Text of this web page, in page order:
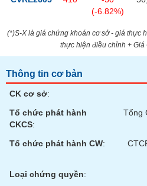
(-6.82%)
(*)S-X là giá chứng khoán cơ sở - giá thực
thực hiện điều chỉnh + Giá
Thông tin cơ bản
CK cơ sở:
Tổ chức phát hành
CKCS:
Tổng
Tổ chức phát hành CW:
Loại chứng quyền:
Báo
cáo
tích
(-)
ngữ
(-)
(-)